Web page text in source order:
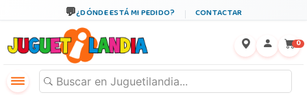
¿DÓNDE ESTÁ MI PEDIDO? CONTACTAR
0